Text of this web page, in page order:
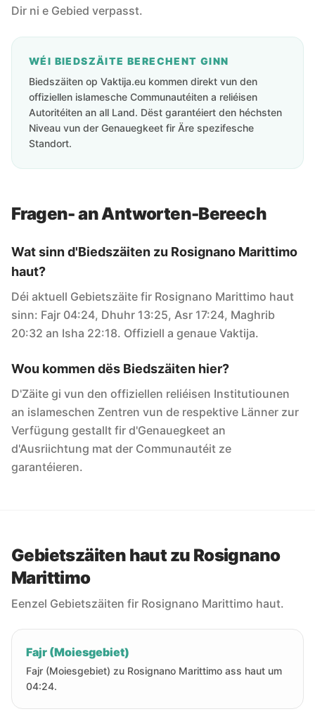
Dir ni e Gebied verpasst.
WÉI BIEDSZÄITE BERECHENT GINN
Biedszäiten op Vaktija.eu kommen direkt vun den
offiziellen islamesche Communautéiten a reliéisen
Autoritéiten an all Land. Dëst garantéiert den héchsten
Niveau vun der Genauegkeet fir Äre spezifesche
Standort.
Fragen- an Antworten-Bereech
Wat sinn d'Biedszäiten zu Rosignano Marittimo
haut?
Déi aktuell Gebietszäite fir Rosignano Marittimo haut
sinn: Fajr 04:24, Dhuhr 13:25, Asr 17:24, Maghrib
20:32 an Isha 22:18. Offiziell a genaue Vaktija.
Wou kommen dës Biedszäiten hier?
D'Zäite gi vun den offiziellen reliéisen Institutiounen
an islameschen Zentren vun de respektive Länner zur
Verfügung gestallt fir d'Genauegkeet an
d'Ausriichtung mat der Communautéit ze
garantéieren.
Gebietszäiten haut zu Rosignano
Marittimo
Eenzel Gebietszäiten fir Rosignano Marittimo haut.
Fajr (Moiesgebiet)
Fajr (Moiesgebiet) zu Rosignano Marittimo ass haut um
04:24.